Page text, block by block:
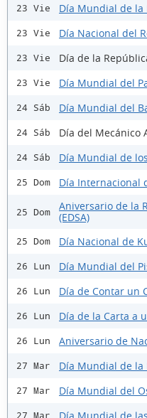
23 Vie Día Mundial de la
23 Vie Día Nacional del
23 Vie Día de la
23 Vie Día Mundial del
24 Sáb Día Mundial del
24 Sáb Día del Mecánico
24 Sáb Día Mundial de
25 Dom Día Internacional
25 Dom
Aniversario de la
(EDSA)
25 Dom Día Nacional de
26 Lun Día Mundial del
26 Lun Día de Contar un
26 Lun Día de la Carta a
26 Lun Aniversario de
27 Mar Día Mundial de la
27 Mar Día Mundial del
27 Mar